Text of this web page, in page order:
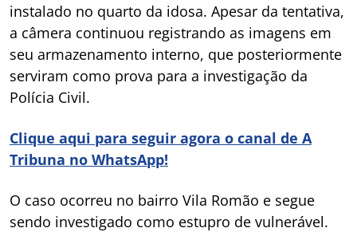
instalado no quarto da idosa. Apesar da tentativa,
a câmera continuou registrando as imagens em
seu armazenamento interno, que posteriormente
serviram como prova para a investigação da
Polícia Civil.
Clique aqui para seguir agora o canal de A
Tribuna no WhatsApp!
O caso ocorreu no bairro Vila Romão e segue
sendo investigado como estupro de vulnerável.